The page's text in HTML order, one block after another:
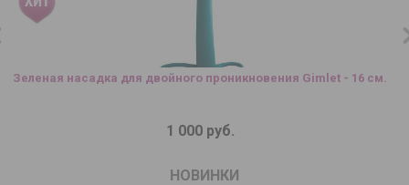
Зеленая насадка для двойного проникновения Gimlet - 16 см.
1 000 руб.
НОВИНКИ